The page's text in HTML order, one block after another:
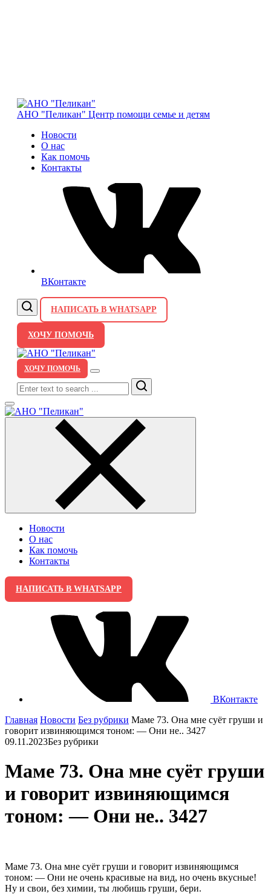
АНО "Пеликан" Центр помощи семье и детям
Новости
О нас
Как помочь
Контакты
ВКонтакте
НАПИСАТЬ В WHATSAPP
ХОЧУ ПОМОЧЬ
ХОЧУ ПОМОЧЬ
Search
Новости
О нас
Как помочь
Контакты
НАПИСАТЬ В WHATSAPP
ВКонтакте
Главная Новости Без рубрики Маме 73. Она мне суёт груши и
говорит извиняющимся тоном: — Они не.. 3427
09.11.2023Без рубрики
Маме 73. Она мне суёт груши
и говорит извиняющимся
тоном: — Они не.. 3427
Маме 73. Она мне суёт груши и говорит извиняющимся
тоном: — Они не очень красивые на вид, но очень вкусные!
Ну и свои, без химии, ты любишь груши, бери.